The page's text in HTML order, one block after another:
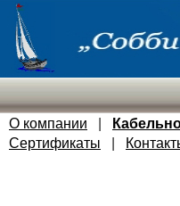
О компании |
Сертификаты |